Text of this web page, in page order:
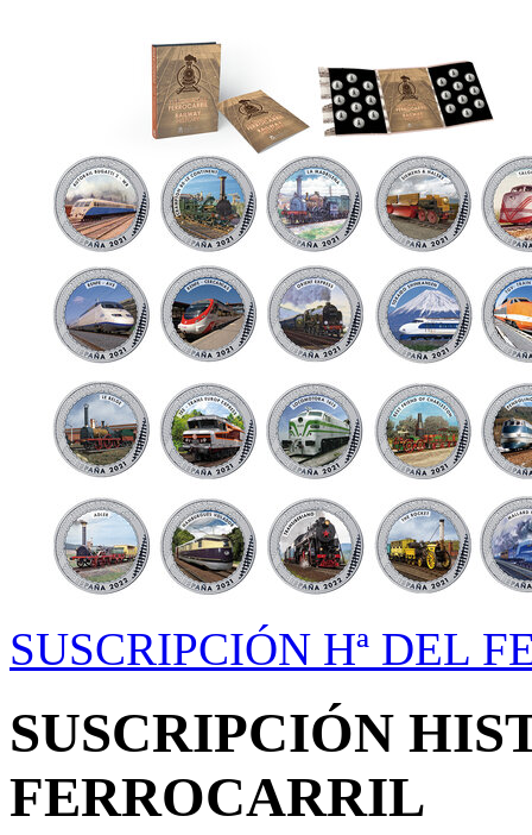
SUSCRIPCIÓN Hª DEL
SUSCRIPCIÓN
FERROCARRIL